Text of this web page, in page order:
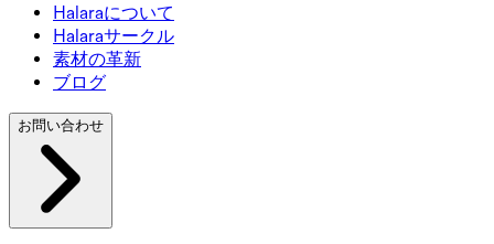
Halaraについて
Halaraサークル
素材の革新
ブログ
お問い合わせ